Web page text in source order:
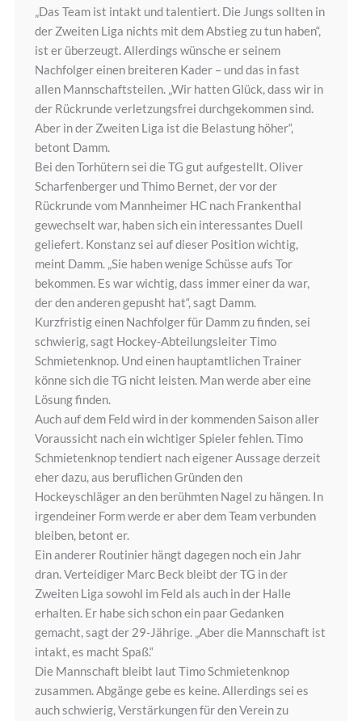
„Das Team ist intakt und talentiert. Die Jungs sollten in
der Zweiten Liga nichts mit dem Abstieg zu tun haben“,
ist er überzeugt. Allerdings wünsche er seinem
Nachfolger einen breiteren Kader – und das in fast
allen Mannschaftsteilen. „Wir hatten Glück, dass wir in
der Rückrunde verletzungsfrei durchgekommen sind.
Aber in der Zweiten Liga ist die Belastung höher“,
betont Damm.
Bei den Torhütern sei die TG gut aufgestellt. Oliver
Scharfenberger und Thimo Bernet, der vor der
Rückrunde vom Mannheimer HC nach Frankenthal
gewechselt war, haben sich ein interessantes Duell
geliefert. Konstanz sei auf dieser Position wichtig,
meint Damm. „Sie haben wenige Schüsse aufs Tor
bekommen. Es war wichtig, dass immer einer da war,
der den anderen gepusht hat“, sagt Damm.
Kurzfristig einen Nachfolger für Damm zu finden, sei
schwierig, sagt Hockey-Abteilungsleiter Timo
Schmietenknop. Und einen hauptamtlichen Trainer
könne sich die TG nicht leisten. Man werde aber eine
Lösung finden.
Auch auf dem Feld wird in der kommenden Saison aller
Voraussicht nach ein wichtiger Spieler fehlen. Timo
Schmietenknop tendiert nach eigener Aussage derzeit
eher dazu, aus beruflichen Gründen den
Hockeyschläger an den berühmten Nagel zu hängen. In
irgendeiner Form werde er aber dem Team verbunden
bleiben, betont er.
Ein anderer Routinier hängt dagegen noch ein Jahr
dran. Verteidiger Marc Beck bleibt der TG in der
Zweiten Liga sowohl im Feld als auch in der Halle
erhalten. Er habe sich schon ein paar Gedanken
gemacht, sagt der 29-Jährige. „Aber die Mannschaft ist
intakt, es macht Spaß.“
Die Mannschaft bleibt laut Timo Schmietenknop
zusammen. Abgänge gebe es keine. Allerdings sei es
auch schwierig, Verstärkungen für den Verein zu